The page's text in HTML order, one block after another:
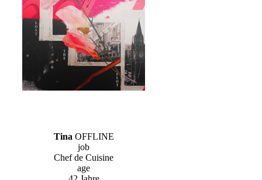
Tina OFFLINE
job
Chef de Cuisine
age